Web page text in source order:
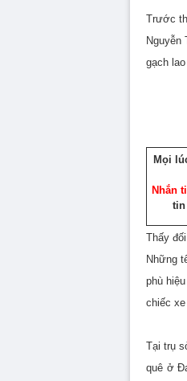
Trước
Nguyễn
gạch
Mọi
Nhắn
tin
Thấy
Những
phù
chiếc
Tại trụ
quê ở